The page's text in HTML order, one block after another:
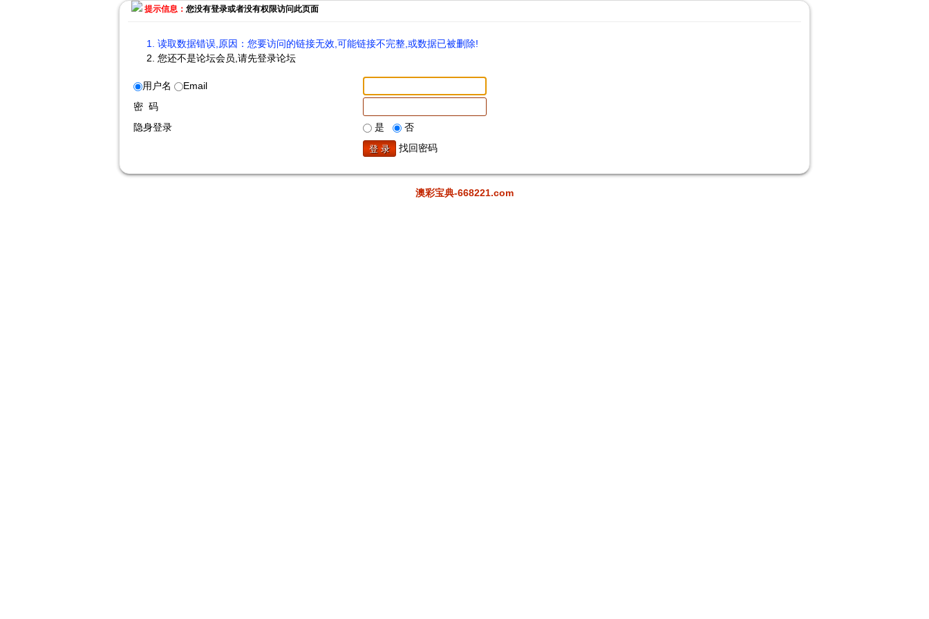
提示信息： 您没有登录或者没有权限访问此页面
读取数据错误,原因：您要访问的链接无效,可能链接不完整,或数据已被删除!
您还不是论坛会员,请先登录论坛
用户名
Email
密 码
隐身登录
是
否
找回密码
澳彩宝典-668221.com